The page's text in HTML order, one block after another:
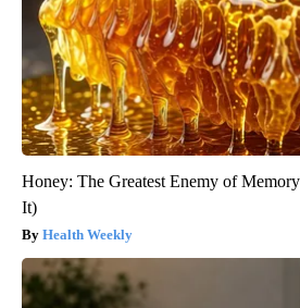
Honey: The Greatest Enemy of
It)
Health Weekly